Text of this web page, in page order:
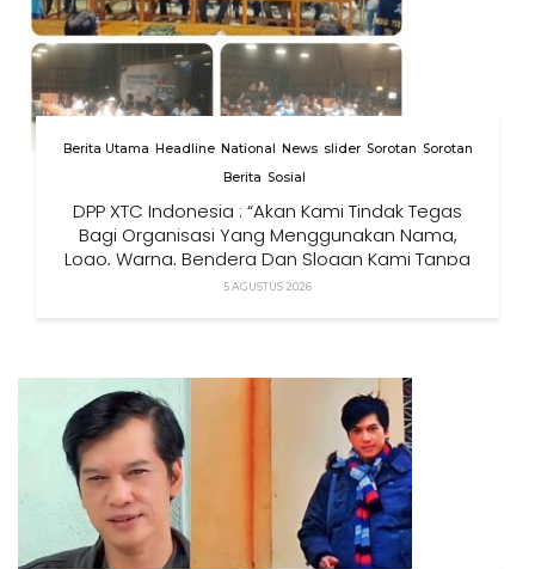
Berita Utama Headline National News slider Sorotan Sorotan
Berita Sosial
DPP XTC Indonesia : “Akan Kami Tindak Tegas
Bagi Organisasi Yang Menggunakan Nama,
Logo, Warna, Bendera Dan Slogan Kami Tanpa
Izin”
5 AGUSTUS 2026